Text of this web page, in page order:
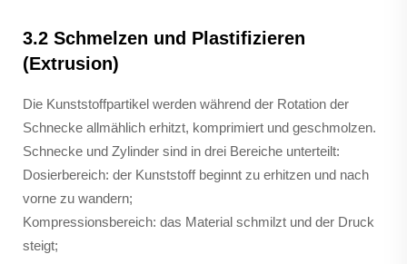
3.2 Schmelzen und Plastifizieren
(Extrusion)
Die Kunststoffpartikel werden während der Rotation der
Schnecke allmählich erhitzt, komprimiert und geschmolzen.
Schnecke und Zylinder sind in drei Bereiche unterteilt:
Dosierbereich: der Kunststoff beginnt zu erhitzen und nach
vorne zu wandern;
Kompressionsbereich: das Material schmilzt und der Druck
steigt;